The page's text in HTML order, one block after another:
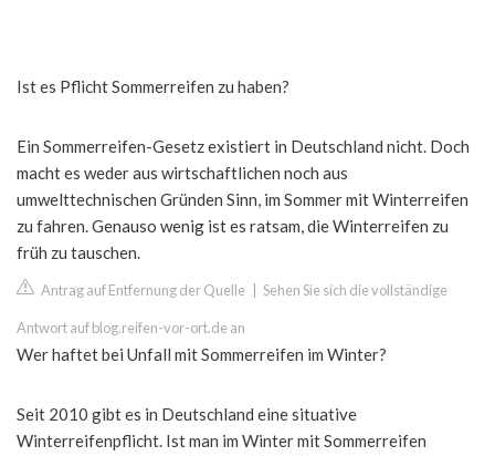
Ist es Pflicht Sommerreifen zu haben?
Ein Sommerreifen-Gesetz existiert in Deutschland nicht. Doch
macht es weder aus wirtschaftlichen noch aus
umwelttechnischen Gründen Sinn, im Sommer mit Winterreifen
zu fahren. Genauso wenig ist es ratsam, die Winterreifen zu
früh zu tauschen.
Antrag auf Entfernung der Quelle Sehen Sie sich die vollständige
Antwort auf blog.reifen-vor-ort.de an
Wer haftet bei Unfall mit Sommerreifen im Winter?
Seit 2010 gibt es in Deutschland eine situative
Winterreifenpflicht. Ist man im Winter mit Sommerreifen